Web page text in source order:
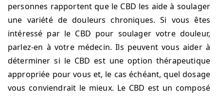
personnes rapportent que le CBD les aide à soulager
une variété de douleurs chroniques. Si vous êtes
intéressé par le CBD pour soulager votre douleur,
parlez-en à votre médecin. Ils peuvent vous aider à
déterminer si le CBD est une option thérapeutique
appropriée pour vous et, le cas échéant, quel dosage
vous conviendrait le mieux. Le CBD est un composé